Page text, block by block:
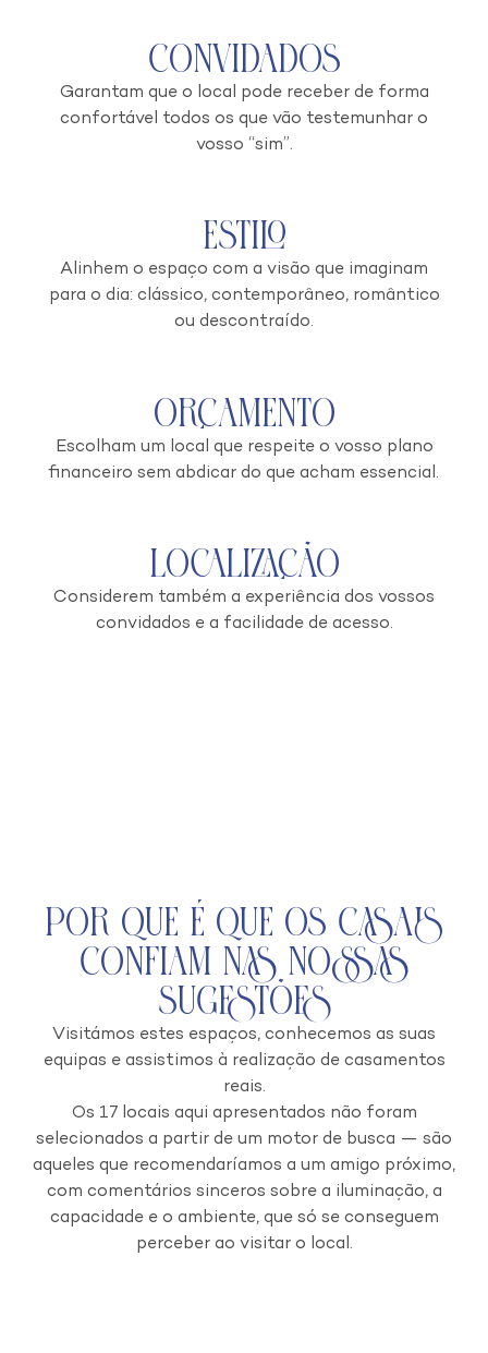
Convidados
Garantam que o local pode receber de forma
confortável todos os que vão testemunhar o
vosso “sim”.
Estilo
Alinhem o espaço com a visão que imaginam
para o dia: clássico, contemporâneo, romântico
ou descontraído.
Orçamento
Escolham um local que respeite o vosso plano
financeiro sem abdicar do que acham essencial.
Localização
Considerem também a experiência dos vossos
convidados e a facilidade de acesso.
Por que é que os Casais
Confiam nas Nossas
Sugestões
Visitámos estes espaços, conhecemos as suas
equipas e assistimos à realização de casamentos
reais.
Os 17 locais aqui apresentados não foram
selecionados a partir de um motor de busca — são
aqueles que recomendaríamos a um amigo próximo,
com comentários sinceros sobre a iluminação, a
capacidade e o ambiente, que só se conseguem
perceber ao visitar o local.